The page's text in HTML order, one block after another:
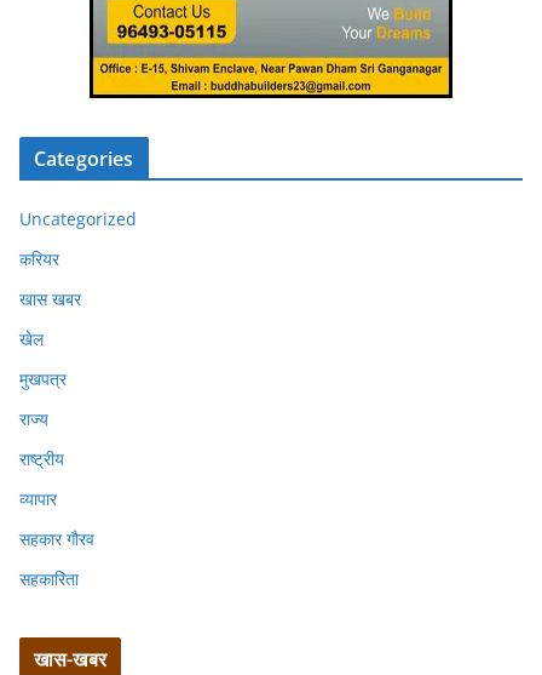
Categories
Uncategorized
करियर
खास खबर
खेल
मुखपत्र
राज्य
राष्ट्रीय
व्यापार
सहकार गौरव
सहकारिता
खास-खबर